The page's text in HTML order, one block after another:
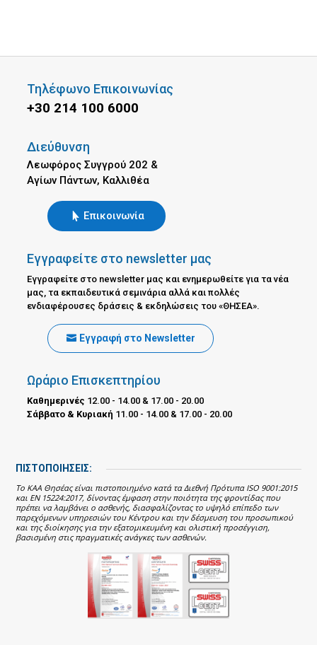
Τηλέφωνο Επικοινωνίας
+30 214 100 6000
Διεύθυνση
Λεωφόρος Συγγρού 202 &
Αγίων Πάντων, Καλλιθέα
Επικοινωνία
Εγγραφείτε στο newsletter μας
Εγγραφείτε στο newsletter μας και ενημερωθείτε για τα νέα
μας, τα εκπαιδευτικά σεμινάρια αλλά και πολλές
ενδιαφέρουσες δράσεις & εκδηλώσεις του «ΘΗΣΕΑ».
Εγγραφή στο Newsletter
Ωράριο Επισκεπτηρίου
Καθημερινές 12.00 - 14.00 & 17.00 - 20.00
Σάββατο & Κυριακή 11.00 - 14.00 & 17.00 - 20.00
ΠΙΣΤΟΠΟΙΗΣΕΙΣ:
Το ΚΑΑ Θησέας είναι πιστοποιημένο κατά τα Διεθνή Πρότυπα ISO 9001:2015
και EN 15224:2017, δίνοντας έμφαση στην ποιότητα της φροντίδας που
πρέπει να λαμβάνει ο ασθενής, διασφαλίζοντας το υψηλό επίπεδο των
παρεχόμενων υπηρεσιών του Κέντρου και την δέσμευση του προσωπικού
και της διοίκησης για την εξατομικευμένη και ολιστική προσέγγιση,
βασισμένη στις πραγματικές ανάγκες των ασθενών.